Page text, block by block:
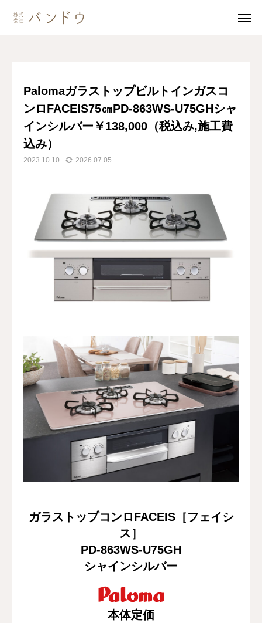
ブログ PalomaガラストップビルトインガスコンロFACEIS75㎝PD-863WS-U75GHシャインシルバー￥138,000（税込み,施工費込み）
Palomaガラストップビルトインガスコ
ンロFACEIS75㎝PD-863WS-U75GHシャ
インシルバー￥138,000（税込み,施工費
込み）
2023.10.10 2026.07.05
ガラストップコンロFACEIS［フェイシ
ス］
PD-863WS-U75GH
シャインシルバー
本体定価
施工風景 友達追加
施工事例
お問い合わせ